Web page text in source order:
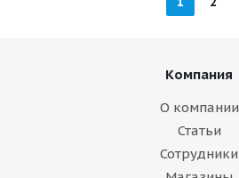
Компания
О компании
Статьи
Сотрудники